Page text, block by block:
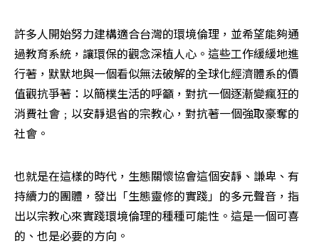
許多人開始努力建構適合台灣的環境倫理，並希望能夠通
過教育系統，讓環保的觀念深植人心。這些工作緩緩地進
行著，默默地與一個看似無法破解的全球化經濟體系的價
值觀抗爭著：以簡樸生活的呼籲，對抗一個逐漸變瘋狂的
消費社會﹔以安靜退省的宗教心，對抗著一個強取豪奪的
社會。
也就是在這樣的時代，生態關懷協會這個安靜、謙卑、有
持續力的團體，發出「生態靈修的實踐」的多元聲音，指
出以宗教心來實踐環境倫理的種種可能性。這是一個可喜
的、也是必要的方向。